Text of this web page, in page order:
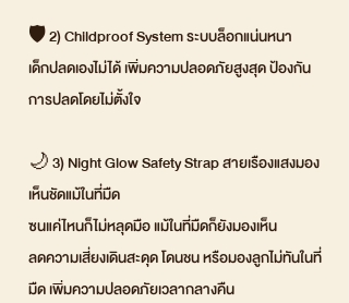
🛡 2) Childproof System ระบบล็อกแน่นหนา
เด็กปลดเองไม่ได้ เพิ่มความปลอดภัยสูงสุด ป้องกัน
การปลดโดยไม่ตั้งใจ
🌙 3) Night Glow Safety Strap สายเรืองแสงมอง
เห็นชัดแม้ในที่มืด
ซนแค่ไหนก็ไม่หลุดมือ แม้ในที่มืดก็ยังมองเห็น
ลดความเสี่ยงเดินสะดุด โดนชน หรือมองลูกไม่ทันในที่
มืด เพิ่มความปลอดภัยเวลากลางคืน